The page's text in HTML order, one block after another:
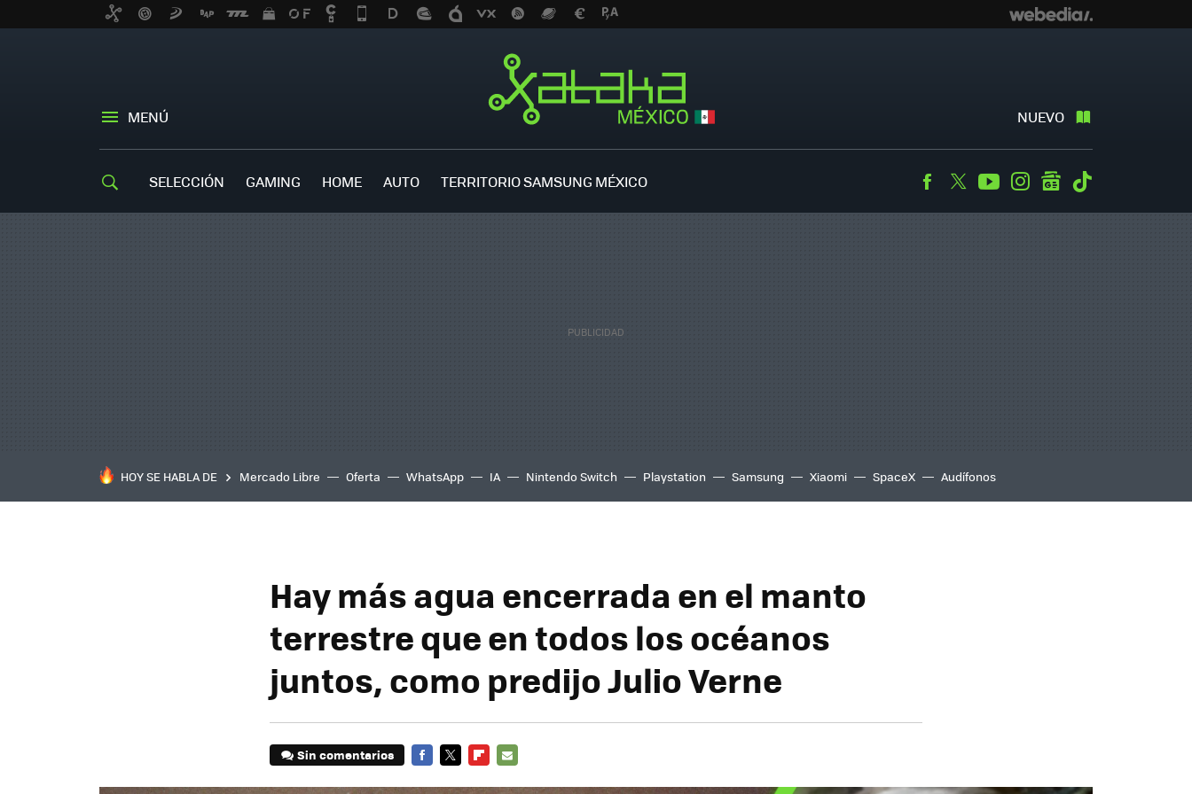
MENÚ NUEVO
SELECCIÓN GAMING HOME AUTO TERRITORIO SAMSUNG MÉXICO Facebook
TwitterYoutubeInstagramgooglenews
HOY SE HABLA DE Mercado Libre Oferta WhatsApp IA Nintendo Switch Playstation Samsung Xiaomi SpaceX Audífonos
Hay más agua encerrada en el manto
terrestre que en todos los océanos
juntos, como predijo Julio Verne
Sin comentarios